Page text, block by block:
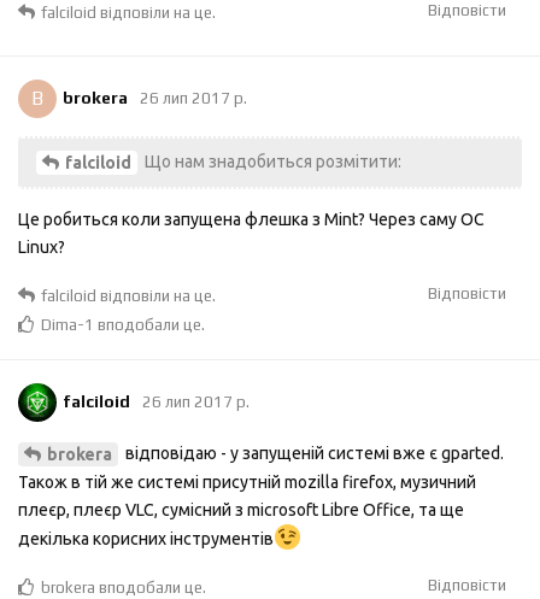
Відповісти
falciloid відповіли на це.
B brokera 26 лип 2017 р.
falciloid Що нам знадобиться розмітити:
Це робиться коли запущена флешка з Mint? Через саму ОС
Linux?
Відповісти
falciloid відповіли на це.
Dima-1 вподобали це.
falciloid 26 лип 2017 р.
brokera
відповідаю - у запущеній системі вже є gparted.
Також в тій же системі присутній mozilla firefox, музичний
плеєр, плеєр VLC, сумісний з microsoft Libre Office, та ще
декілька корисних інструментів
Відповісти
brokera вподобали це.